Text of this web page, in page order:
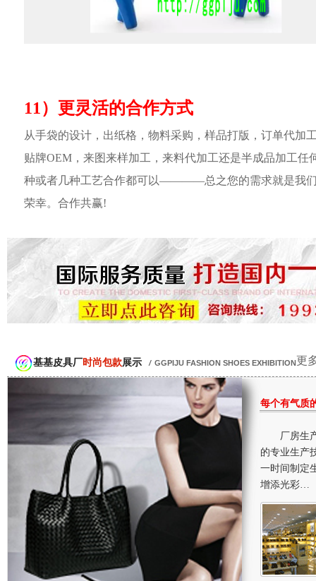
11）更灵活的合作方式
从手袋的设计，出纸格，物料采购，样品打版，订单代加
贴牌OEM，来图来样加工，来料代加工还是半成品加工任
种或者几种工艺合作都可以————总之您的需求就是我
荣幸。合作共赢!
更
基基皮具厂时尚包款展示 / GGPIJU FASHION SHOES EXHIBITION
每个有气质
厂房生
的专业生产
一时间制定
增添光彩…